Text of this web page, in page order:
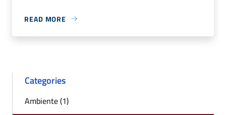
READ MORE
Categories
Ambiente (1)